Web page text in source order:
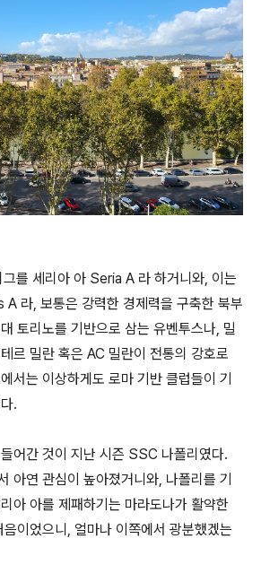
그를 세리아 아 Seria A 라 하거니와, 이는
라, 보통은 강력한 경제력을 구축한 북부
토리노를 기반으로 삼는 유벤투스나, 밀
르 밀란 혹은 AC 밀란이 전통의 강호로
서는 이상하게도 로마 기반 클럽들이 기
.
어간 것이 지난 시즌 SSC 나폴리였다.
아연 관심이 높아졌거니와, 나폴리를 기
아 아를 제패하기는 마라도나가 활약한
이었으니, 얼마나 이쪽에서 광분했겠는